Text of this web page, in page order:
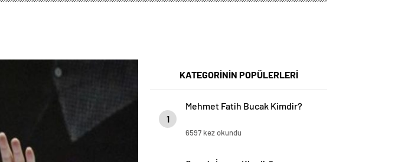
KATEGORİNİN POPÜLERLERİ
1
Mehmet Fatih Bucak Kimdir?
6597 kez okundu